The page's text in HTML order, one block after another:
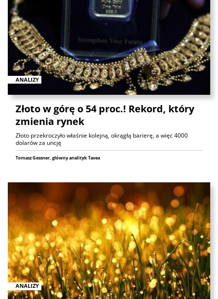
ANALIZY
Złoto w górę o 54 proc.! Rekord, który
zmienia rynek
Złoto przekroczyło właśnie kolejną, okrągłą barierę, a więc 4000
dolarów za uncję
Tomasz Gessner, główny analityk Tavex
ANALIZY